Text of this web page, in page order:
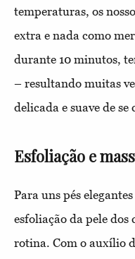
temperaturas, os
extra e nada como
durante 10 minutos,
– resultando muitas
delicada e suave de se
Esfoliação e
Para uns pés
esfoliação da pele dos
rotina. Com o auxílio